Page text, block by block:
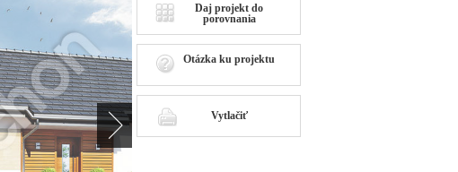
Daj projekt do
porovnania
Otázka ku projektu
Vytlačiť